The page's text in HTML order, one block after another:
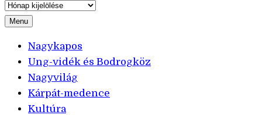
Archívum
Menu
Nagykapos
Ung-vidék és Bodrogköz
Nagyvilág
Kárpát-medence
Kultúra